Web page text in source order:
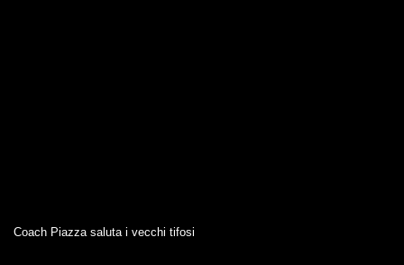
Coach Piazza saluta i vecchi tifosi